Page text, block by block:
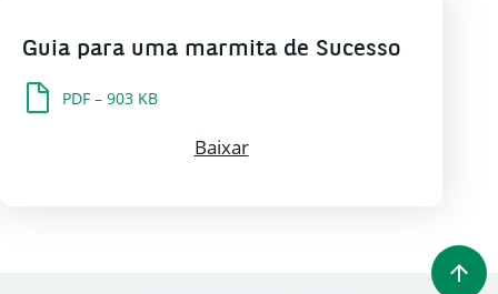
Guia para uma marmita de Sucesso
PDF – 903 KB
BaixarBaixar Guia para uma